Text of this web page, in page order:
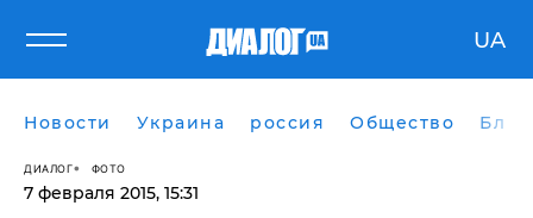
UA
Новости Украина россия Общество
ДИАЛОГ ФОТО
7 февраля 2015, 15:31